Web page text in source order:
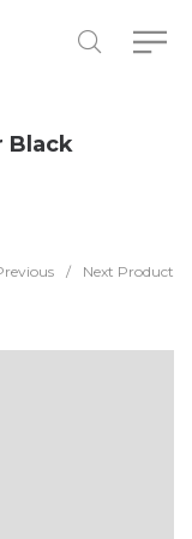
Black
/ Next Product